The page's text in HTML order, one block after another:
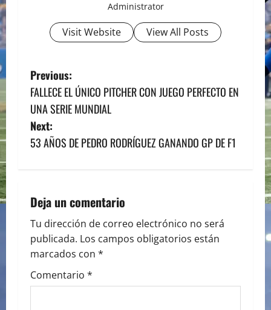
Administrator
Visit Website View All Posts
P
o
s
t
a
v
i
g
Previous:
FALLECE EL ÚNICO PITCHER CON JUEGO PERFECTO EN
UNA SERIE MUNDIAL
Next:
53 AÑOS DE PEDRO RODRÍGUEZ GANANDO GP DE F1
Deja un comentario
Tu dirección de correo electrónico no será
publicada. Los campos obligatorios están
marcados con *
Comentario *